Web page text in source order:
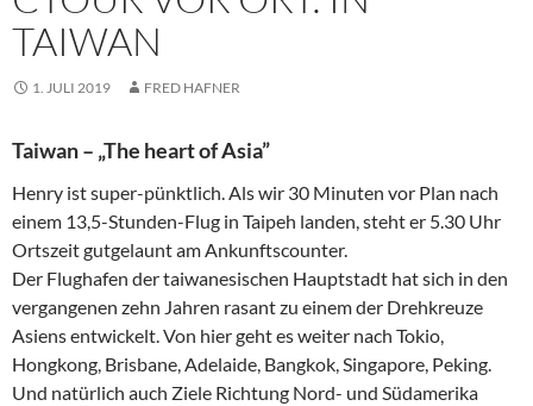
TAIWAN
1. JULI 2019 FRED HAFNER
Taiwan – „The heart of Asia”
Henry ist super-pünktlich. Als wir 30 Minuten vor Plan nach
einem 13,5-Stunden-Flug in ­Taipeh landen, steht er 5.30 Uhr
Ortszeit gutgelaunt am Ankunftscounter.
Der Flughafen der taiwanesischen Hauptstadt hat sich in den
vergangenen zehn Jahren rasant zu einem der Drehkreuze
Asiens entwickelt. Von hier geht es weiter nach Tokio,
Hongkong, Brisbane, Adelaide, Bangkok, Singapore, Peking.
Und natürlich auch Ziele Richtung Nord- und Südamerika